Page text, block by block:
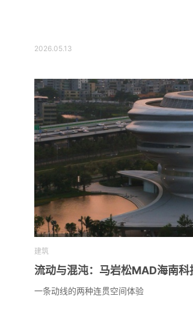
2026.05.13
建筑
流动与混沌：马岩松MAD海南科
一条动线的两种连贯空间体验